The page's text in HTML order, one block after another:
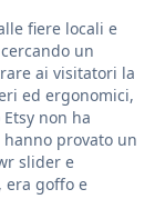
fiere locali e
un
ai visitatori la
ed ergonomici,
non ha
provato un
slider e
era goffo e